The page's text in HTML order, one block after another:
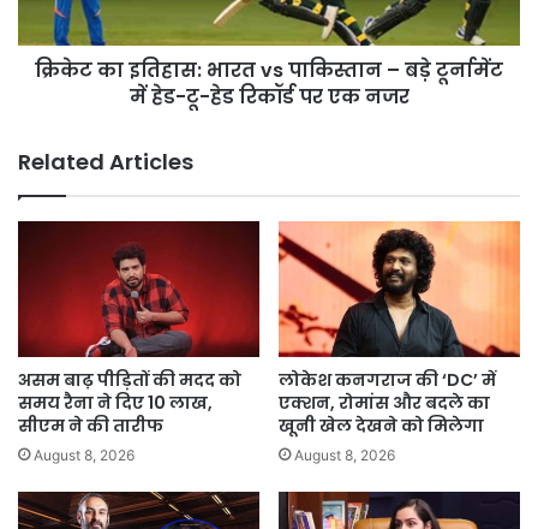
टूर्नामेंट
रिकॉर्ड
पर
एक
क्रिकेट का इतिहास: भारत vs पाकिस्तान – बड़े टूर्नामेंट
में हेड-टू-हेड रिकॉर्ड पर एक नजर
Related Articles
असम बाढ़ पीड़ितों की मदद को
समय रैना ने दिए 10 लाख,
सीएम ने की तारीफ
August 8, 2026
लोकेश कनगराज की ‘DC’ में
एक्शन, रोमांस और बदले का
खूनी खेल देखने को मिलेगा
August 8, 2026